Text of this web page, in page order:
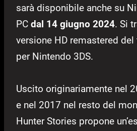
sarà disponibile anche su
PC dal 14 giugno 2024. Si
versione HD remastered
per Nintendo 3DS.
Uscito originariamente nel
e nel 2017 nel resto del
Hunter Stories propone